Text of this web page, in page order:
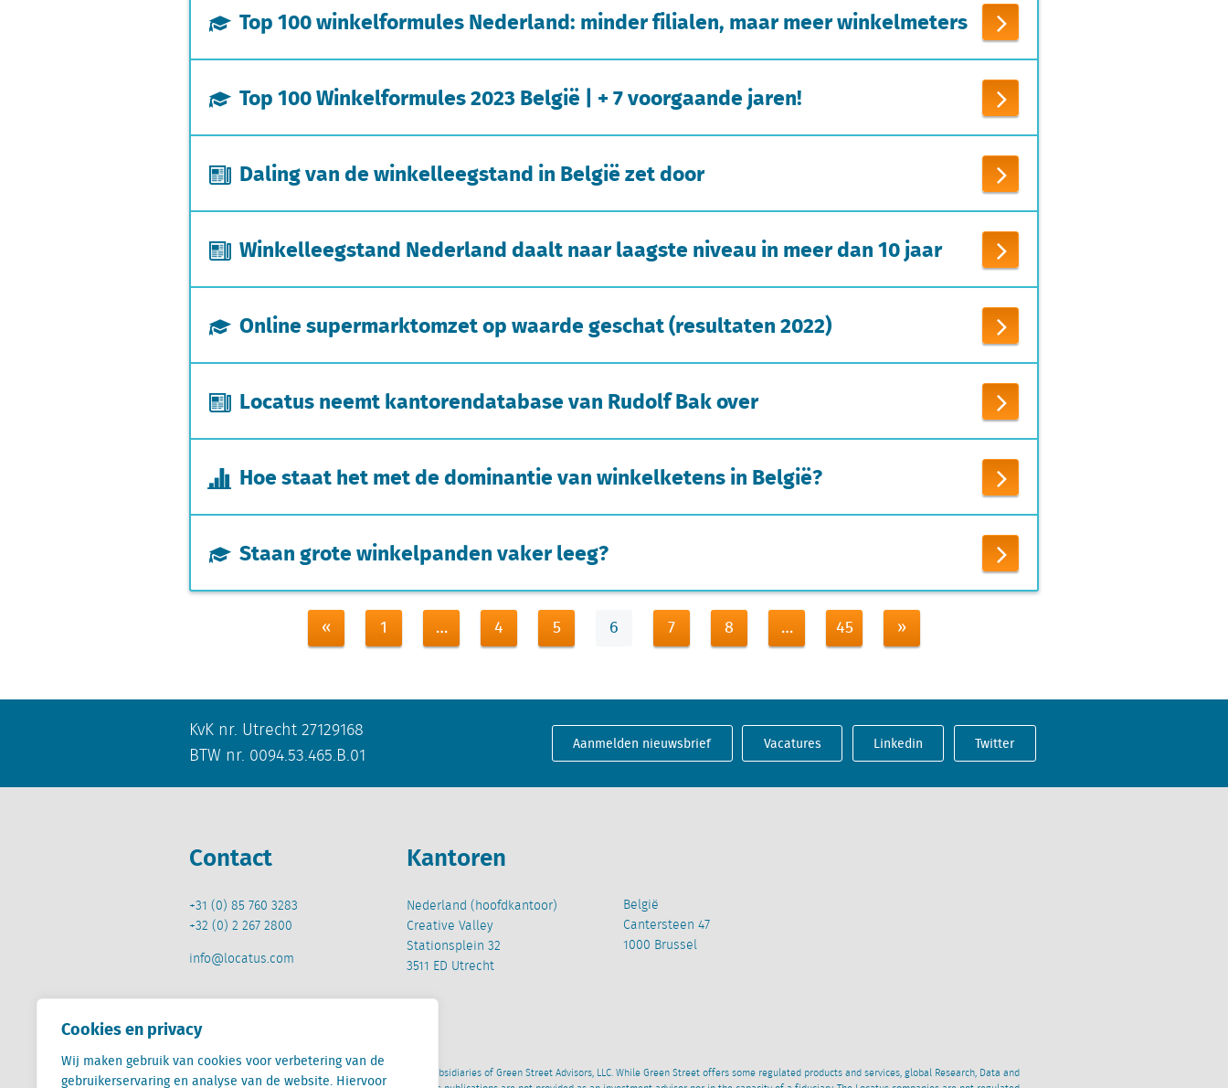
Cookies en privacy
Wij maken gebruik van cookies voor verbetering van de
gebruikerservaring en analyse van de website. Hiervoor
Top 100 winkelformules Nederland: minder filialen, maar meer winkelmeters
Top 100 Winkelformules 2023 België | + 7 voorgaande jaren!
Daling van de winkelleegstand in België zet door
Winkelleegstand Nederland daalt naar laagste niveau in meer dan 10 jaar
Online supermarktomzet op waarde geschat (resultaten 2022)
Locatus neemt kantorendatabase van Rudolf Bak over
Hoe staat het met de dominantie van winkelketens in België?
Staan grote winkelpanden vaker leeg?
« 1 … 4 5 6 7 8 … 45 »
KvK nr. Utrecht 27129168
BTW nr. 0094.53.465.B.01
Aanmelden nieuwsbrief Vacatures Linkedin Twitter
Contact
+31 (0) 85 760 3283
+32 (0) 2 267 2800
info@locatus.com
Kantoren
Nederland (hoofdkantoor)
Creative Valley
Stationsplein 32
3511 ED Utrecht
België
Cantersteen 47
1000 Brussel
Locatus B.V. and Locatus Belgie B.V. are wholly-owned subsidiaries of Green Street Advisors, LLC. While Green Street offers some regulated products and services, global Research, Data and